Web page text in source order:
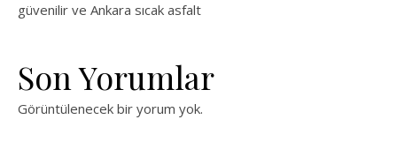
güvenilir ve Ankara sıcak asfalt
Son Yorumlar
Görüntülenecek bir yorum yok.